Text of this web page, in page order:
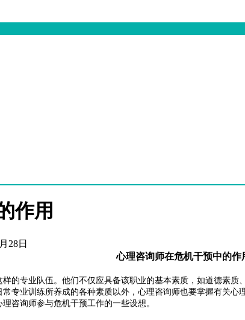
作用
28日
心理咨询师在危机干预中的作
的专业队伍。他们不仅应具备该职业的基本素质，如道德素
专业训练所养成的各种素质以外，心理咨询师也要掌握有关
咨询师参与危机干预工作的一些设想。